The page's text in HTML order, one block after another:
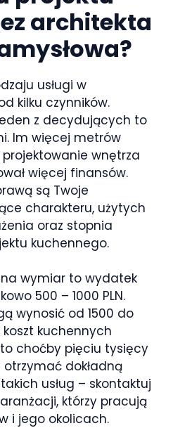
architekta
usługi w
kilku czynników.
z decydujących to
Im więcej metrów
wnętrza
więcej finansów.
są Twoje
charakteru, użytych
oraz stopnia
kuchennego.
wymiar to wydatek
500 – 1000 PLN.
wynosić od 1500 do
koszt kuchennych
choćby pięciu tysięcy
otrzymać dokładną
usług – skontaktuj
którzy pracują
i jego okolicach.